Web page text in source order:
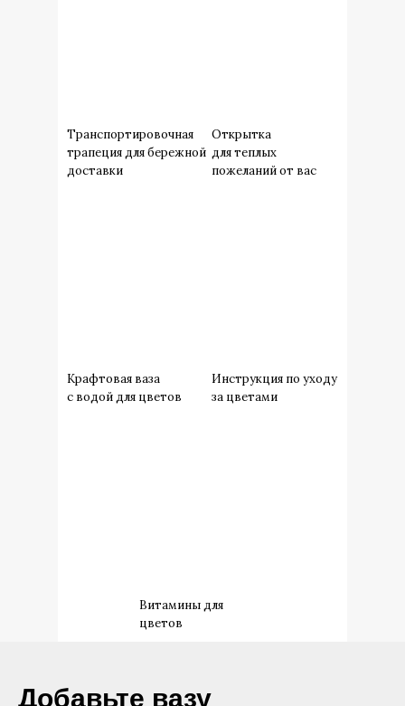
Транспортировочная
трапеция для бережной
доставки
Открытка
для теплых
пожеланий от вас
Крафтовая ваза
с водой для цветов
Инструкция по уходу
за цветами
Витамины для
цветов
​Добавьте вазу